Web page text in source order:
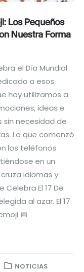
Los Pequeños
Nuestra Forma
el Día Mundial
a esos
hoy utilizamos a
ideas e
sin necesidad de
Lo que comenzó
los teléfonos
en un
idiomas y
Celebra El 17 De
al azar. El 17
📅
NOTICIAS